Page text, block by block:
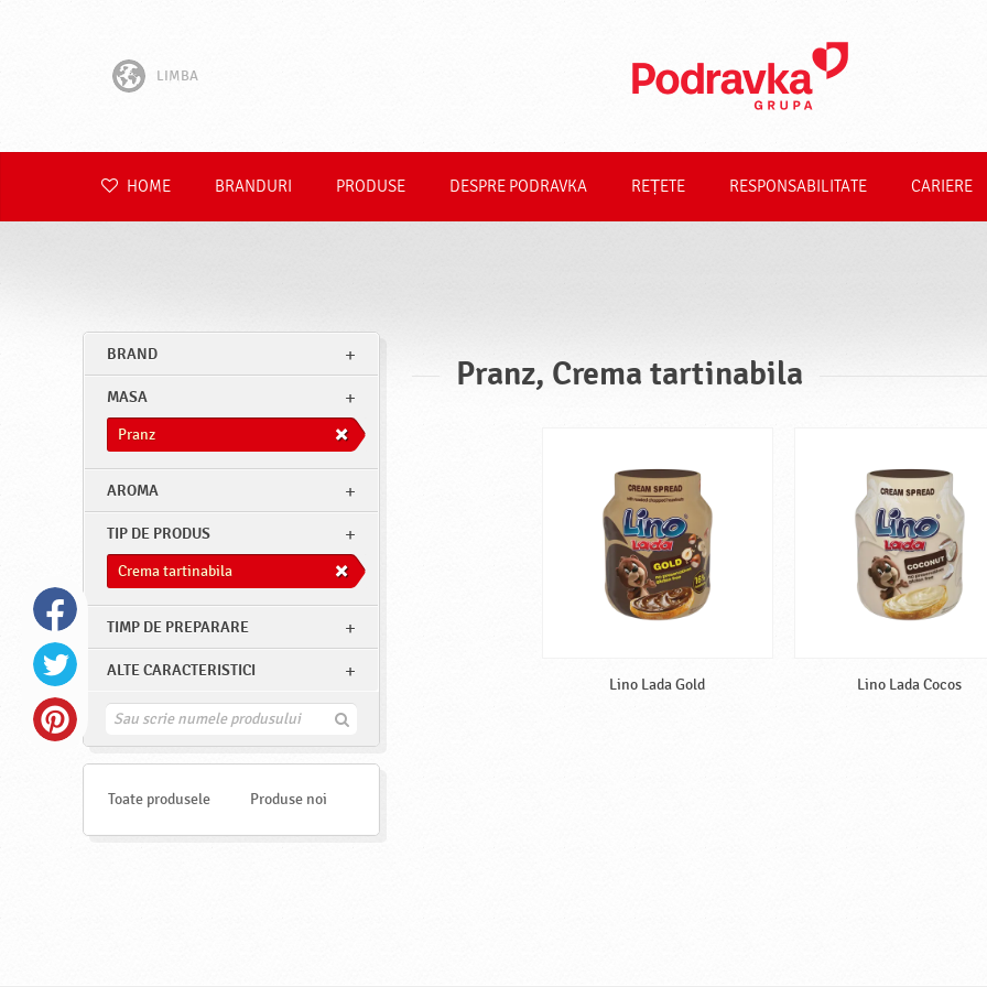
LIMBA
Hrvatski
Polski
Deutsch
HOME BRANDURI PRODUSE DESPRE PODRAVKA REȚETE RESPONSABILITATE CARIERE
BRAND
MASA
Pranz
AROMA
TIP DE PRODUS
Crema tartinabila
TIMP DE PREPARARE
ALTE CARACTERISTICI
G
e
Toate produsele Produse noi
Pranz, Crema tartinabila
Lino Lada Gold Lino Lada Cocos